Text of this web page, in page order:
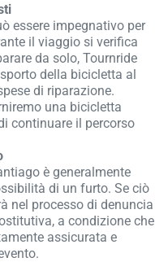
essere impegnativo per
il viaggio si verifica
da solo, Tournride
della bicicletta al
di riparazione.
una bicicletta
continuare il percorso
è generalmente
di un furto. Se ciò
nel processo di denuncia
a condizione che
assicurata e